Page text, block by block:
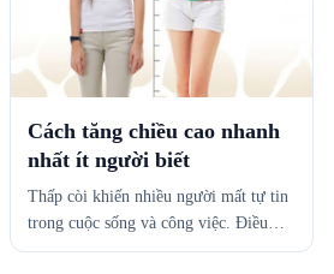
Cách tăng chiều cao nhanh
nhất ít người biết
Thấp còi khiến nhiều người mất tự tin
trong cuộc sống và công việc. Điều…